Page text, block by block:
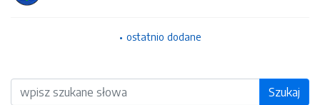
ostatnio dodane
Wyszukiwarka Szukaj